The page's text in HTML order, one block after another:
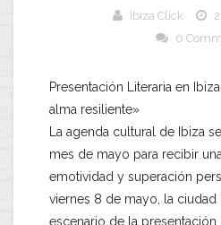
Ibiza Click
0
Presentación Literaria en
alma resiliente»
​La agenda cultural de Ibiza
mes de mayo para recibir
emotividad y superación
viernes 8 de mayo, la ciudad
escenario de la